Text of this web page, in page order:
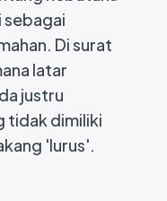
sebagai
Di surat
latar
justru
tidak dimiliki
'lurus'.